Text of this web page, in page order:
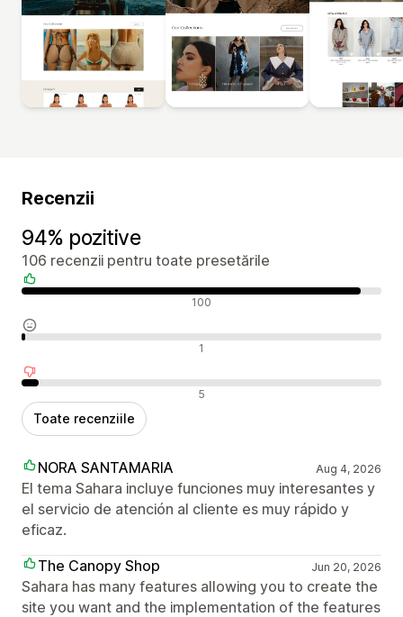
Recenzii
94% pozitive
106 recenzii pentru toate presetările
Recenzii pozitive 100
Recenzii neutre 1
Recenzii negative 5
Toate recenziile
NORA SANTAMARIA Aug 4, 2026
El tema Sahara incluye funciones muy interesantes y
el servicio de atención al cliente es muy rápido y
eficaz.
The Canopy Shop
Jun 20, 2026
Sahara has many features allowing you to create the
site you want and the implementation of the features